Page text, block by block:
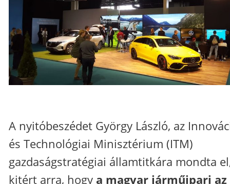
A nyitóbeszédet György László, az
és Technológiai Minisztérium (ITM)
gazdaságstratégiai államtitkára mondta
kitért arra, hogy a magyar járműipari az